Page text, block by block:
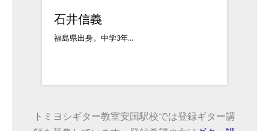
石井信義
福島県出身。中学3年...
トミヨシギター教室安国駅校では登録ギター講